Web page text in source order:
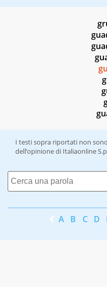
I testi sopra riportati non
dell’opinione di Italiaonline
A B C D